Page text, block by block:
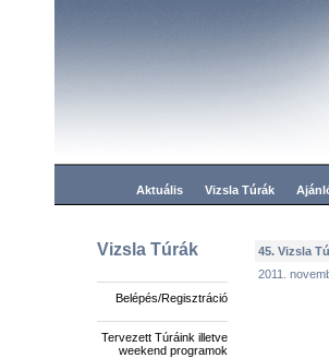
Aktuális Vizsla Túrák
Vizsla Túrák
Belépés/Regisztráció
Tervezett Túráink illetve
weekend programok
45. Vizsla
2011.